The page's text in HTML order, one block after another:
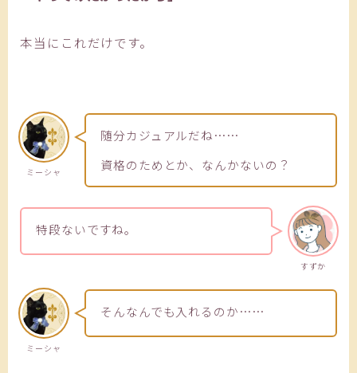
本当にこれだけです。
ミーシャ
随分カジュアルだね……
資格のためとか、なんかないの？
すずか
特段ないですね。
ミーシャ
そんなんでも入れるのか……